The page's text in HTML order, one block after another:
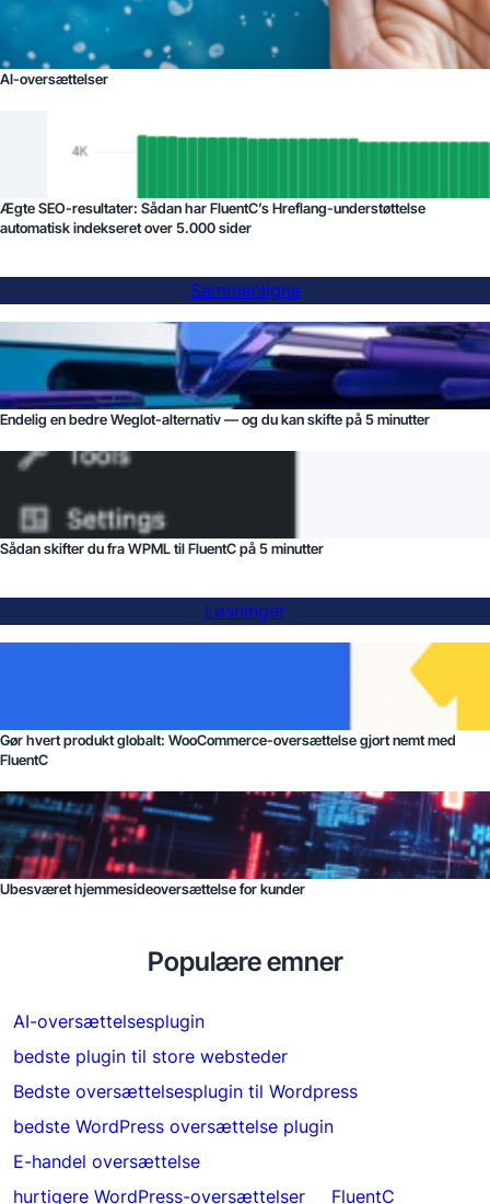
AI-oversættelser
Ægte SEO-resultater: Sådan har FluentC’s Hreflang-understøttelse
automatisk indekseret over 5.000 sider
Sammenligne
Endelig en bedre Weglot-alternativ — og du kan skifte på 5 minutter
Sådan skifter du fra WPML til FluentC på 5 minutter
Løsninger
Gør hvert produkt globalt: WooCommerce-oversættelse gjort nemt med
FluentC
Ubesværet hjemmesideoversættelse for kunder
Populære emner
AI-oversættelsesplugin
bedste plugin til store websteder
Bedste oversættelsesplugin til Wordpress
bedste WordPress oversættelse plugin
E-handel oversættelse
hurtigere WordPress-oversættelser
FluentC